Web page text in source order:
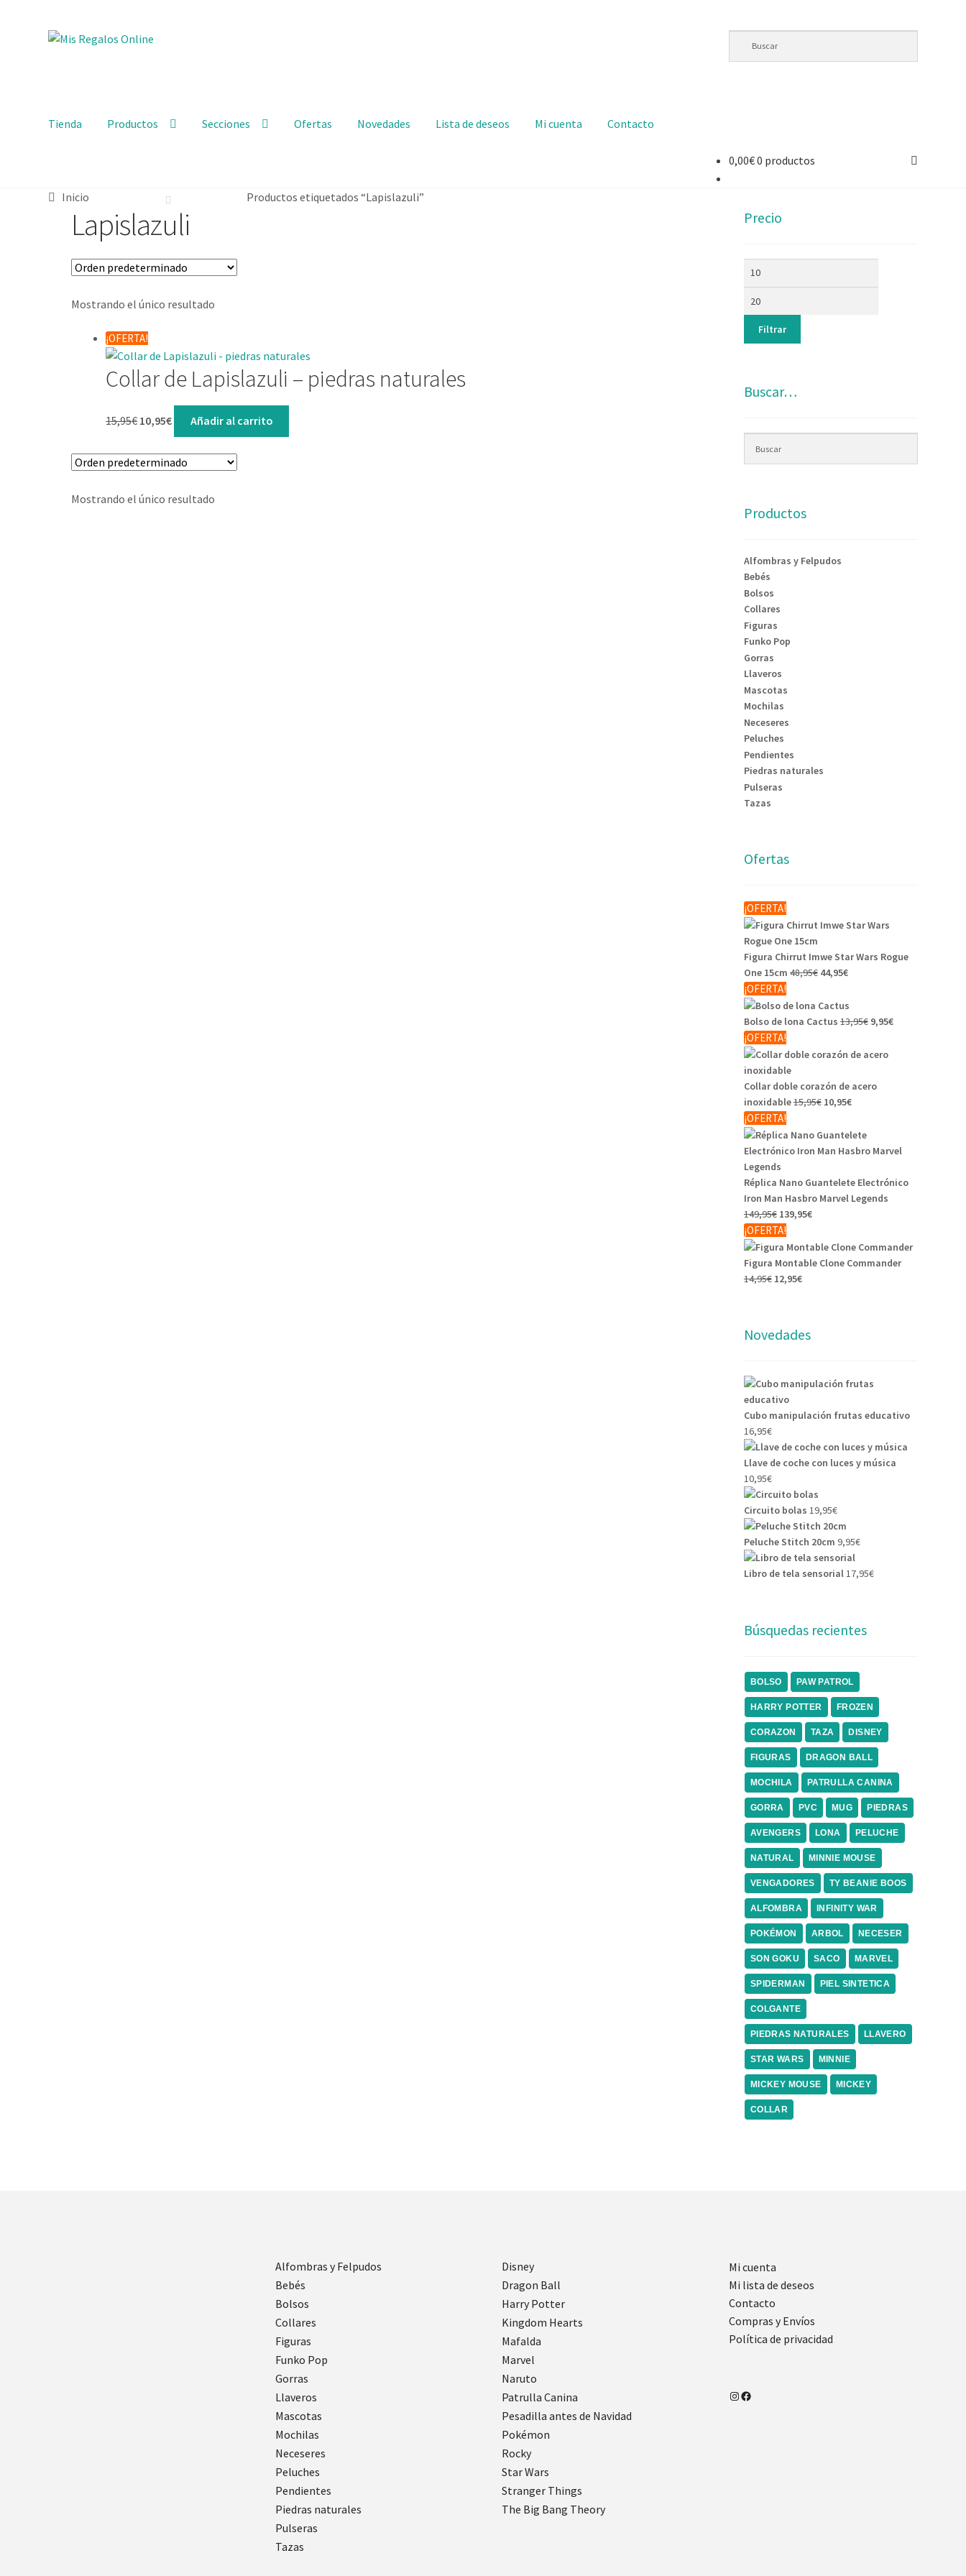
Tienda Productos Secciones Ofertas Novedades Lista de deseos Mi cuenta Contacto
0,00€0 productos
Inicio Productos etiquetados “Lapislazuli”
Lapislazuli
Mostrando el único resultado
¡OFERTA!
Collar de Lapislazuli – piedras naturales
15,95€10,95€ Añadir al carrito
Mostrando el único resultado
Precio
Filtrar
Buscar…
Productos
Alfombras y Felpudos
Bebés
Bolsos
Collares
Figuras
Funko Pop
Gorras
Llaveros
Mascotas
Mochilas
Neceseres
Peluches
Pendientes
Piedras naturales
Pulseras
Tazas
Ofertas
¡OFERTA!
Figura Chirrut Imwe Star Wars Rogue
One 15cm 48,95€ 44,95€
¡OFERTA!
Bolso de lona Cactus 13,95€ 9,95€
¡OFERTA!
Collar doble corazón de acero
inoxidable15,95€ 10,95€
¡OFERTA!
Réplica Nano Guantelete Electrónico
Iron Man Hasbro Marvel Legends
149,95€ 139,95€
¡OFERTA!
Figura Montable Clone Commander
14,95€ 12,95€
Novedades
Cubo manipulación frutas educativo
16,95€
Llave de coche con luces y música
10,95€
Circuito bolas 19,95€
Peluche Stitch 20cm 9,95€
Libro de tela sensorial17,95€
Búsquedas recientes
BOLSO PAW PATROL
HARRY POTTER FROZEN
CORAZON TAZA DISNEY
FIGURAS DRAGON BALL
MOCHILA PATRULLA CANINA
GORRA PVC MUG PIEDRAS
AVENGERS LONA PELUCHE
NATURAL MINNIE MOUSE
VENGADORES TY BEANIE BOOS
ALFOMBRA INFINITY WAR
POKÉMON ARBOL NECESER
SON GOKU SACO MARVEL
SPIDERMAN PIEL SINTETICA
COLGANTE
PIEDRAS NATURALES LLAVERO
STAR WARS MINNIE
MICKEY MOUSE MICKEY
COLLAR
Alfombras y Felpudos
Bebés
Bolsos
Collares
Figuras
Funko Pop
Gorras
Llaveros
Mascotas
Mochilas
Neceseres
Peluches
Pendientes
Piedras naturales
Pulseras
Tazas
Disney
Dragon Ball
Harry Potter
Kingdom Hearts
Mafalda
Marvel
Naruto
Patrulla Canina
Pesadilla antes de Navidad
Pokémon
Rocky
Star Wars
Stranger Things
The Big Bang Theory
Mi cuenta
Mi lista de deseos
Contacto
Compras y Envíos
Política de privacidad